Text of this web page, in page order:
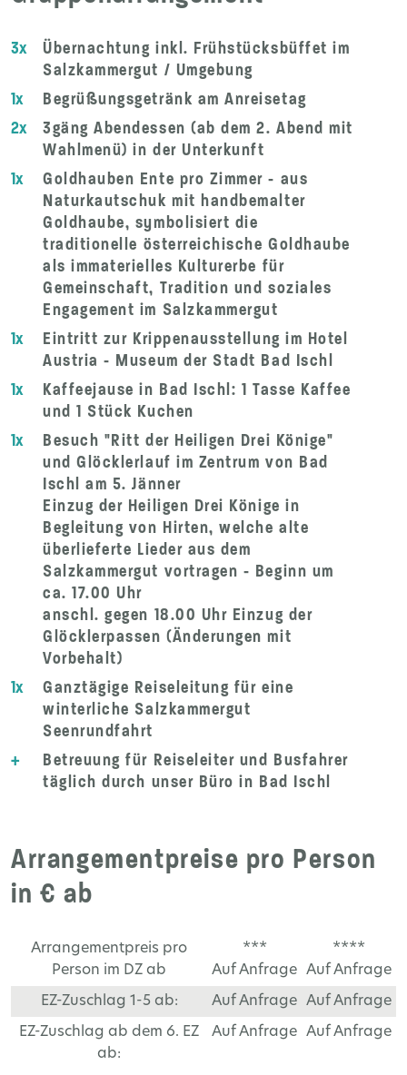
3x
Übernachtung inkl. Frühstücksbüffet im
Salzkammergut / Umgebung
1x
Begrüßungsgetränk am Anreisetag
2x
3gäng Abendessen (ab dem 2. Abend mit
Wahlmenü) in der Unterkunft
1x
Goldhauben Ente pro Zimmer - aus
Naturkautschuk mit handbemalter
Goldhaube, symbolisiert die
traditionelle österreichische Goldhaube
als immaterielles Kulturerbe für
Gemeinschaft, Tradition und soziales
Engagement im Salzkammergut
1x
Eintritt zur Krippenausstellung im Hotel
Austria - Museum der Stadt Bad Ischl
1x
Kaffeejause in Bad Ischl: 1 Tasse Kaffee
und 1 Stück Kuchen
1x
Besuch "Ritt der Heiligen Drei Könige"
und Glöcklerlauf im Zentrum von Bad
Ischl am 5. Jänner
Einzug der Heiligen Drei Könige in
Begleitung von Hirten, welche alte
überlieferte Lieder aus dem
Salzkammergut vortragen - Beginn um
ca. 17.00 Uhr
anschl. gegen 18.00 Uhr Einzug der
Glöcklerpassen (Änderungen mit
Vorbehalt)
1x
Ganztägige Reiseleitung für eine
winterliche Salzkammergut
Seenrundfahrt
+
Betreuung für Reiseleiter und Busfahrer
täglich durch unser Büro in Bad Ischl
Arrangementpreise pro Person
in € ab
Arrangementpreis pro
Person im DZ ab
***
Auf Anfrage
****
Auf Anfrage
EZ-Zuschlag 1-5 ab: Auf Anfrage Auf Anfrage
EZ-Zuschlag ab dem 6. EZ
ab:
Auf Anfrage Auf Anfrage